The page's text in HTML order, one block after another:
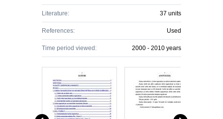
Literature: 37 units
References: Used
Time period viewed: 2000 - 2010 years